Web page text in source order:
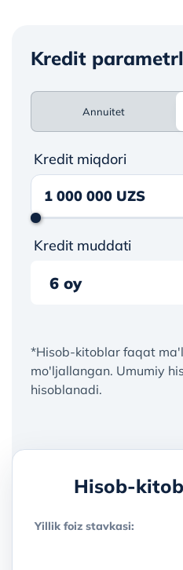
Kredit
Annuitet
Kredit miqdori
Kredit muddati
6 oy
24
*Hisob-kitoblar faqat
mo'ljallangan. Umumiy
hisoblanadi.
Hisob-
Yillik foiz stavkasi: